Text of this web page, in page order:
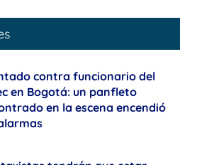
contra funcionario del
en Bogotá: un panfleto
en la escena encendió